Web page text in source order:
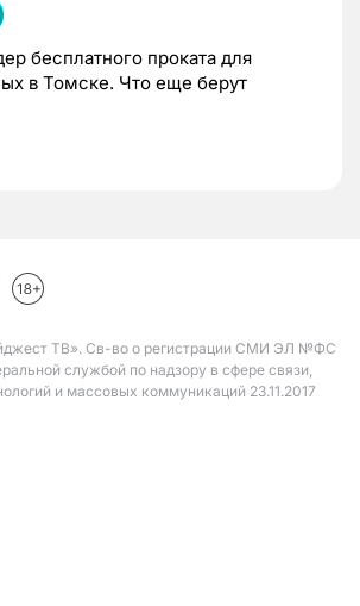
бесплатного проката для
в Томске. Что еще берут
ТВ». Св-во о регистрации СМИ ЭЛ №ФС
службой по надзору в сфере связи,
и массовых коммуникаций 23.11.2017